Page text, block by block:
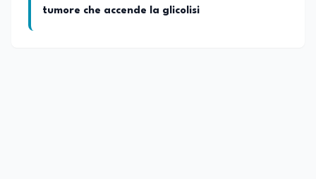
tumore che accende la glicolisi